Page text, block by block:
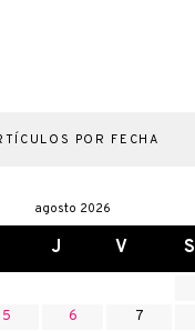
POR FECHA
agosto 2026
J V S
5 6 7